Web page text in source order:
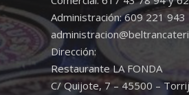
Administración: 609 221 943
Dirección:
Restaurante LA FONDA
C/ Quijote, 7 – 45500 –